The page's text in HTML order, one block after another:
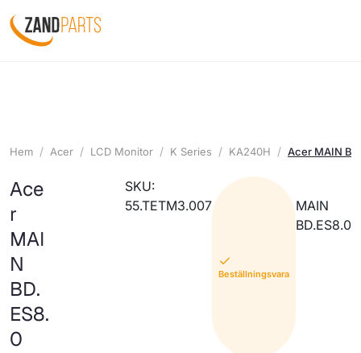
Hem Acer LCD Monitor K Series KA240H Acer MAIN
Ace
r
MAI
N
BD.
ES8.
0
SKU:
55.TETM3.007
Beställningsvara
MAIN
BD.ES8.0